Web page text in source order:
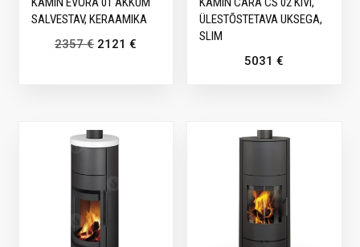
SALVESTAV, KERAAMIKA
2357€ 2121€
ÜLESTÕSTETAVA UKSEGA,
SLIM
5031€